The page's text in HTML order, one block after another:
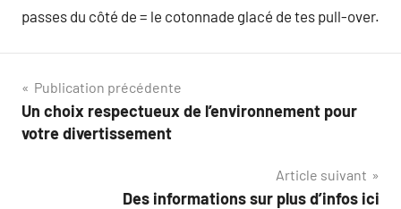
passes du côté de = le cotonnade glacé de tes pull-over.
Navigation
de
Publication précédente
Un choix respectueux de l’environnement pour
votre divertissement
Article suivant
Des informations sur plus d’infos ici